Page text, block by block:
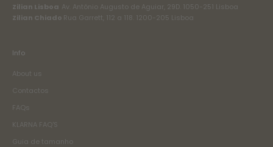
Zilian Lisboa Av. António Augusto de Aguiar, 29D. 1050-251 Lisboa
Zilian Chiado Rua Garrett, 112 a 118. 1200-205 Lisboa
Info
About us
Contactos
FAQs
KLARNA FAQ'S
Guia de tamanho